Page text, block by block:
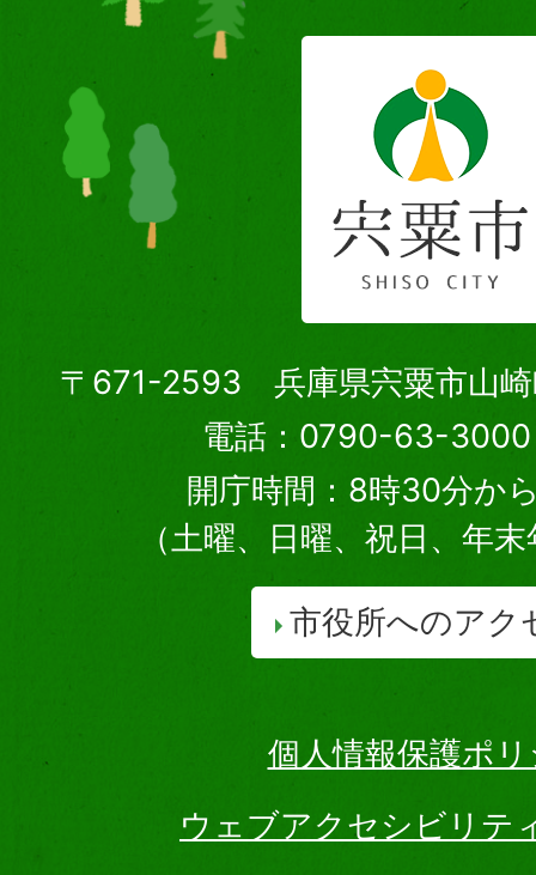
〒671-2593 兵庫県宍粟市山崎
電話：0790-63-3000
開庁時間：8時30分か
（土曜、日曜、祝日、年
市役所へのアク
個人情報保護ポ
ウェブアクセシビリテ